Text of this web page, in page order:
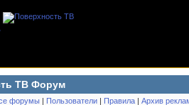
ТВ Форум
форумы | Пользователи | Правила | Архив